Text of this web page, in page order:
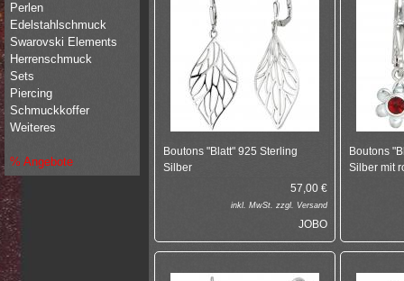
Boutons "Blatt" 925 Sterling
Silber
57,00 €
inkl. MwSt. zzgl. Versand
JOBO
Boutons
Silber mit
Perlen
Edelstahlschmuck
Swarovski Elements
Herrenschmuck
Sets
Piercing
Schmuckkoffer
Weiteres
% Angebote